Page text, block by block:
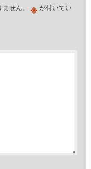
せん。 ※が付いてい